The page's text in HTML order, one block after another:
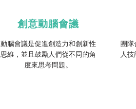
創意動腦會議
動腦會議是促進創造力和創新性
思維，並且鼓勵人們從不同的角
度來思考問題。
團隊
人